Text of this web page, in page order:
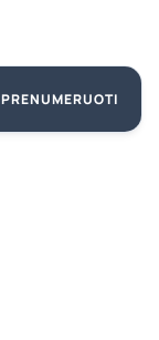
PRENUMERUOTI